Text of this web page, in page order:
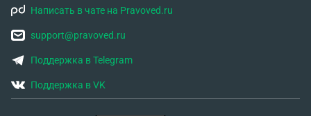
Написать в чате на Pravoved.ru
support@pravoved.ru
Поддержка в Telegram
Поддержка в VK